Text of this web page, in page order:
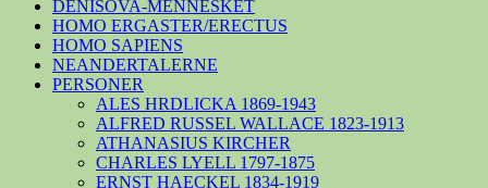
DENISOVA-MENNESKET
HOMO ERGASTER/ERECTUS
HOMO SAPIENS
NEANDERTALERNE
PERSONER
ALES HRDLICKA 1869-1943
ALFRED RUSSEL WALLACE 1823-1913
ATHANASIUS KIRCHER
CHARLES LYELL 1797-1875
ERNST HAECKEL 1834-1919